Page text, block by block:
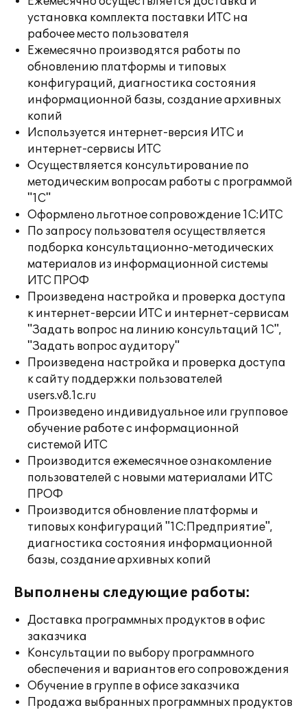
установка комплекта поставки ИТС на
рабочее место пользователя
Ежемесячно производятся работы по
обновлению платформы и типовых
конфигураций, диагностика состояния
информационной базы, создание архивных
копий
Используется интернет-версия ИТС и
интернет-сервисы ИТС
Осуществляется консультирование по
методическим вопросам работы с программой
"1С"
Оформлено льготное сопровождение 1С:ИТС
По запросу пользователя осуществляется
подборка консультационно-методических
материалов из информационной системы
ИТС ПРОФ
Произведена настройка и проверка доступа
к интернет-версии ИТС и интернет-сервисам
"Задать вопрос на линию консультаций 1С",
"Задать вопрос аудитору"
Произведена настройка и проверка доступа
к сайту поддержки пользователей
users.v8.1c.ru
Произведено индивидуальное или групповое
обучение работе с информационной
системой ИТС
Производится ежемесячное ознакомление
пользователей с новыми материалами ИТС
ПРОФ
Производится обновление платформы и
типовых конфигураций "1С:Предприятие",
диагностика состояния информационной
базы, создание архивных копий
Выполнены следующие работы:
Доставка программных продуктов в офис
заказчика
Консультации по выбору программного
обеспечения и вариантов его сопровождения
Обучение в группе в офисе заказчика
Продажа выбранных программных продуктов